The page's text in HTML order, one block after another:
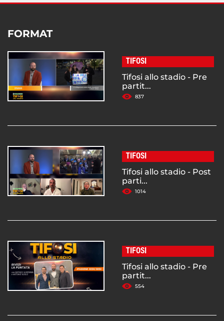
FORMAT
TIFOSI
Tifosi allo stadio - Pre
partit...
837
TIFOSI
Tifosi allo stadio - Post
parti...
1014
TIFOSI
Tifosi allo stadio - Pre
partit...
554